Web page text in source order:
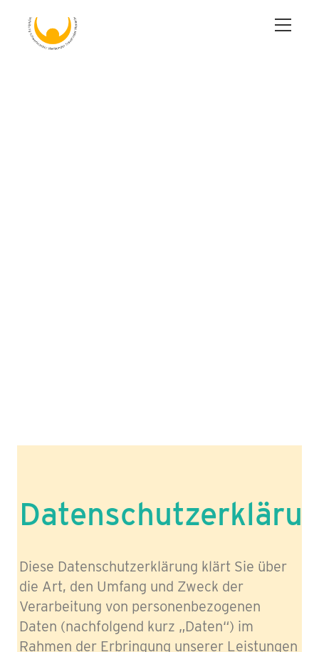
Diese Datenschutzerklärung klärt Sie über
die Art, den Umfang und Zweck der
Verarbeitung von personenbezogenen
Daten (nachfolgend kurz „Daten“) im
Rahmen der Erbringung unserer Leistungen